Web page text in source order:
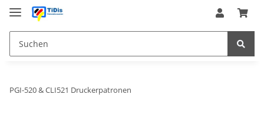
PGI-520 & CLI521 Druckerpatronen